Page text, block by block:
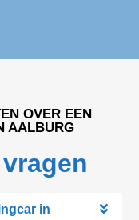
OVER EEN
AALBURG
in